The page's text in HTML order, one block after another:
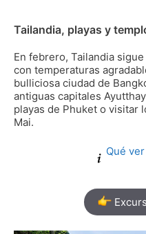
Tailandia, playas y
En febrero, Tailandia
con temperaturas
bulliciosa ciudad de
antiguas capitales
playas de Phuket o visitar
Mai.
Qué